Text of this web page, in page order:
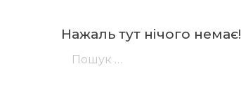
Нажаль тут нічого немає!